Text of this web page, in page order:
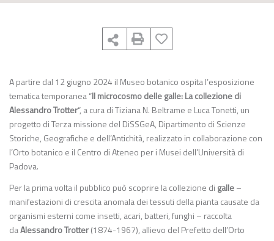
A partire dal 12 giugno 2024 il Museo botanico ospita l’esposizione
tematica temporanea “Il microcosmo delle galle: La collezione di
Alessandro Trotter“, a cura di Tiziana N. Beltrame e Luca Tonetti, un
progetto di Terza missione del DiSSGeA, Dipartimento di Scienze
Storiche, Geografiche e dell’Antichità, realizzato in collaborazione con
l’Orto botanico e il Centro di Ateneo per i Musei dell’Università di
Padova.
Per la prima volta il pubblico può scoprire la collezione di galle–
manifestazioni di crescita anomala dei tessuti della pianta causate da
organismi esterni come insetti, acari, batteri, funghi – raccolta
daAlessandro Trotter(1874-1967), allievo del Prefetto dell’Orto